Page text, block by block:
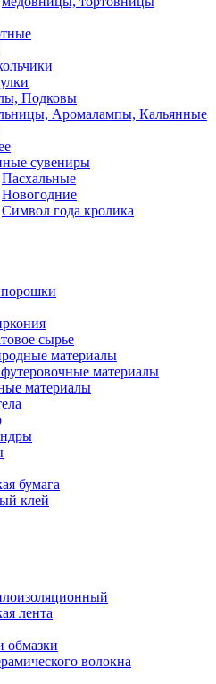
Подковы
Аромалампы, Кальянные
сувениры
Пасхальные
Новогодние
Символ года кролика
сырье
материалы
материалы
материалы
бумага
клей
лента
обмазки
волокна